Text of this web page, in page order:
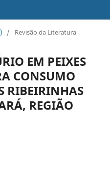
/ Revisão da Literatura
EM PEIXES
CONSUMO
RIBEIRINHAS
REGIÃO